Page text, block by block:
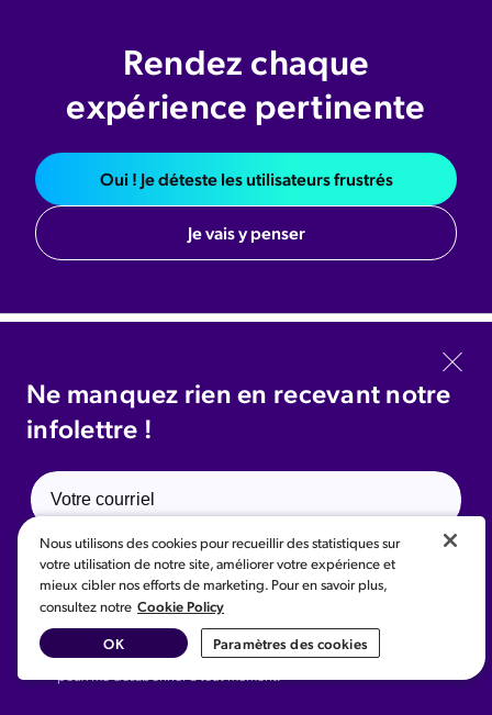
Ne manquez rien en recevant notre
infolettre !
Je m'abonne
Oui! Je voudrais recevoir des communications à propos des
ressources éducatives, nouvelles, événements et services de
Coveo Solutions Inc. et sociétés affiliées. Je comprends que je
Rendez chaque
expérience pertinente
Oui ! Je déteste les utilisateurs frustrés
Je vais y penser
Je m'abonne
Oui! Je voudrais recevoir des communications à propos des ressources
éducatives, nouvelles, événements et services de Coveo Solutions Inc.
et sociétés affiliées. Je comprends que je peux me désabonner à tout
moment.
English
Nous utilisons des cookies pour recueillir des statistiques sur
votre utilisation de notre site, améliorer votre expérience et
mieux cibler nos efforts de marketing. Pour en savoir plus,
consultez notre Cookie Policy
Paramètres des cookies
OK